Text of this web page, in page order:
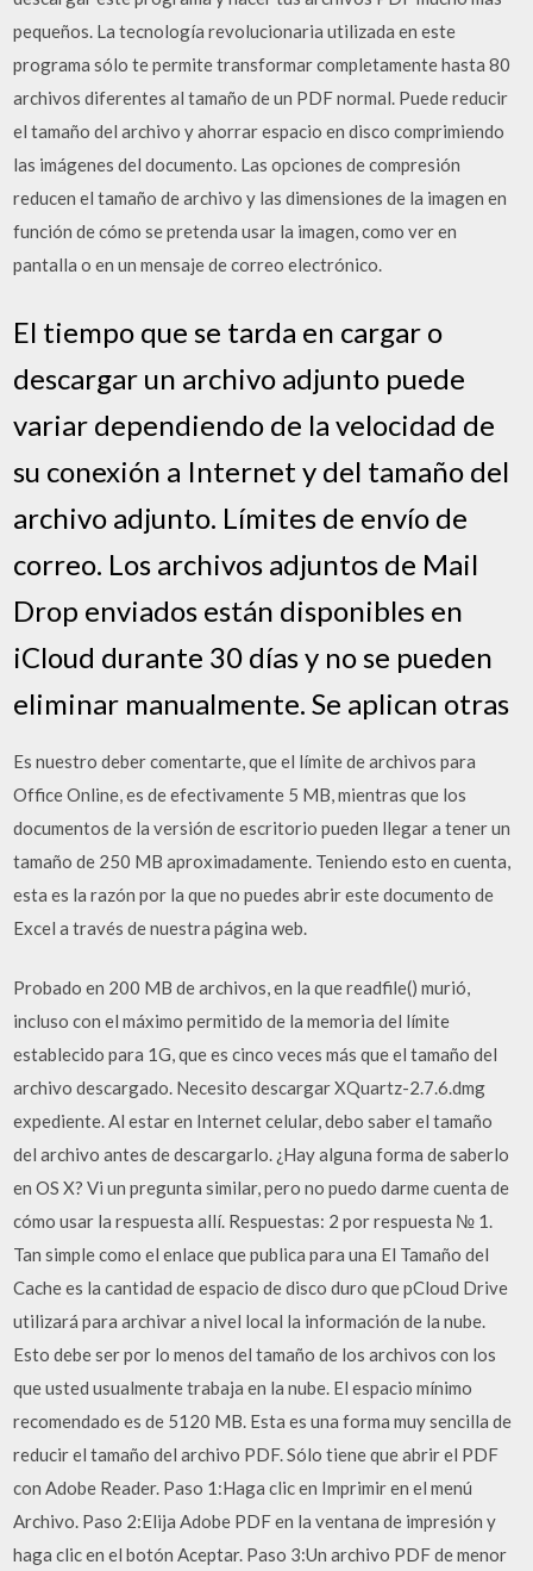
pequeños. La tecnología revolucionaria utilizada en este
programa sólo te permite transformar completamente hasta 80
archivos diferentes al tamaño de un PDF normal. Puede reducir
el tamaño del archivo y ahorrar espacio en disco comprimiendo
las imágenes del documento. Las opciones de compresión
reducen el tamaño de archivo y las dimensiones de la imagen en
función de cómo se pretenda usar la imagen, como ver en
pantalla o en un mensaje de correo electrónico.
El tiempo que se tarda en cargar o
descargar un archivo adjunto puede
variar dependiendo de la velocidad de
su conexión a Internet y del tamaño del
archivo adjunto. Límites de envío de
correo. Los archivos adjuntos de Mail
Drop enviados están disponibles en
iCloud durante 30 días y no se pueden
eliminar manualmente. Se aplican otras
Es nuestro deber comentarte, que el límite de archivos para
Office Online, es de efectivamente 5 MB, mientras que los
documentos de la versión de escritorio pueden llegar a tener un
tamaño de 250 MB aproximadamente. Teniendo esto en cuenta,
esta es la razón por la que no puedes abrir este documento de
Excel a través de nuestra página web.
Probado en 200 MB de archivos, en la que readfile() murió,
incluso con el máximo permitido de la memoria del límite
establecido para 1G, que es cinco veces más que el tamaño del
archivo descargado. Necesito descargar XQuartz-2.7.6.dmg
expediente. Al estar en Internet celular, debo saber el tamaño
del archivo antes de descargarlo. ¿Hay alguna forma de saberlo
en OS X? Vi un pregunta similar, pero no puedo darme cuenta de
cómo usar la respuesta allí. Respuestas: 2 por respuesta № 1.
Tan simple como el enlace que publica para una El Tamaño del
Cache es la cantidad de espacio de disco duro que pCloud Drive
utilizará para archivar a nivel local la información de la nube.
Esto debe ser por lo menos del tamaño de los archivos con los
que usted usualmente trabaja en la nube. El espacio mínimo
recomendado es de 5120 MB. Esta es una forma muy sencilla de
reducir el tamaño del archivo PDF. Sólo tiene que abrir el PDF
con Adobe Reader. Paso 1:Haga clic en Imprimir en el menú
Archivo. Paso 2:Elija Adobe PDF en la ventana de impresión y
haga clic en el botón Aceptar. Paso 3:Un archivo PDF de menor